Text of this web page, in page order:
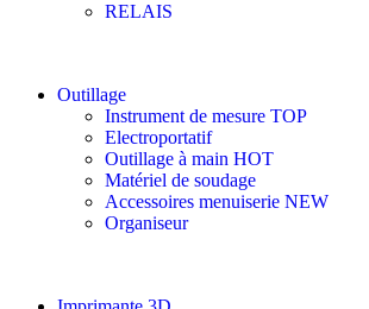
RELAIS
Outillage
Instrument de mesure TOP
Electroportatif
Outillage à main HOT
Matériel de soudage
Accessoires menuiserie NEW
Organiseur